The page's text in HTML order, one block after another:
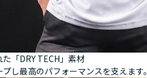
「DRY TECH」素材
し最高のパフォーマンスを支えます。